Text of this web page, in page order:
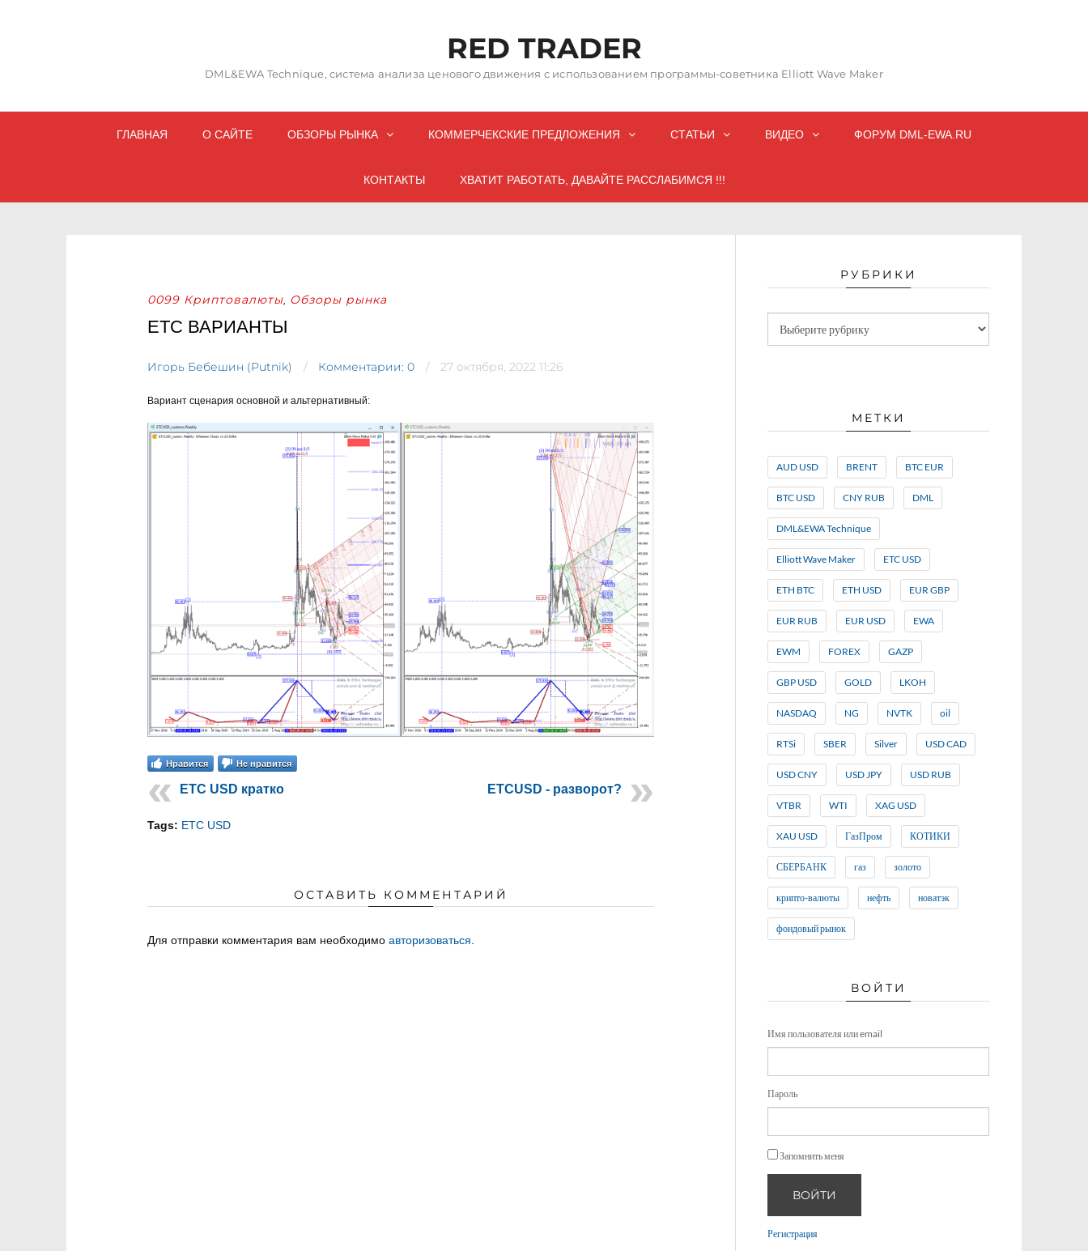
RED TRADER
DML&EWA Technique, система анализа ценового движения с использованием программы-советника Elliott Wave Maker
ГЛАВНАЯ О САЙТЕ ОБЗОРЫ РЫНКА КОММЕРЧЕКСКИЕ ПРЕДЛОЖЕНИЯ СТАТЬИ ВИДЕО ФОРУМ DML-EWA.RU
КОНТАКТЫ ХВАТИТ РАБОТАТЬ, ДАВАЙТЕ РАССЛАБИМСЯ !!!
0099 Криптовалюты, Обзоры рынка
ETC ВАРИАНТЫ
Игорь Бебешин (Putnik) Комментарии: 0 27 октября, 2022 11:26
Вариант сценария основной и альтернативный:
Нравится Не нравится
ETC USD кратко ETCUSD - разворот?
Tags: ETC USD
ОСТАВИТЬ КОММЕНТАРИЙ
Для отправки комментария вам необходимо авторизоваться
РУБРИКИ
МЕТКИ
AUD USD BRENT BTC EUR
BTC USD CNY RUB DML
DML&EWA Technique
Elliott Wave Maker ETC USD
ETH BTC ETH USD EUR GBP
EUR RUB EUR USD EWA
EWM FOREX GAZP
GBP USD GOLD LKOH
NASDAQ NG NVTK oil
RTSi SBER Silver USD CAD
USD CNY USD JPY USD RUB
VTBR WTI XAG USD
XAU USD ГазПром КОТИКИ
СБЕРБАНК газ золото
крипто-валюты нефть новатэк
фондовый рынок
ВОЙТИ
Имя пользователя или email
Пароль
Запомнить меня
ВОЙТИ
Регистрация